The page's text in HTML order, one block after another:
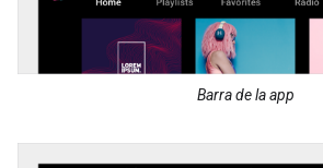
Barra de la app